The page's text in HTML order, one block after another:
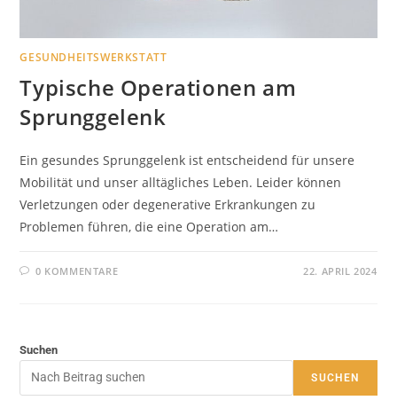
GESUNDHEITSWERKSTATT
Typische Operationen am
Sprunggelenk
Ein gesundes Sprunggelenk ist entscheidend für unsere
Mobilität und unser alltägliches Leben. Leider können
Verletzungen oder degenerative Erkrankungen zu
Problemen führen, die eine Operation am…
0 KOMMENTARE 22. APRIL 2024
Suchen
SUCHEN